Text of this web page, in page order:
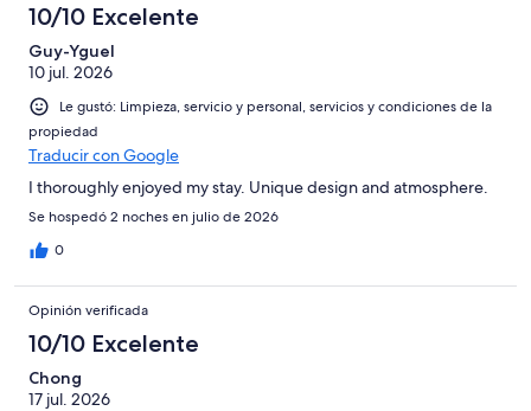
10/10 Excelente
Guy-Yguel
10 jul. 2026
Le gustó: Limpieza, servicio y personal, servicios y condiciones de la
propiedad
Traducir con Google
I thoroughly enjoyed my stay. Unique design and atmosphere.
Se hospedó 2 noches en julio de 2026
0
Opinión verificada
10/10 Excelente
Chong
17 jul. 2026